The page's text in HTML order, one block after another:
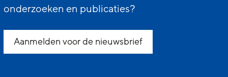
onderzoeken en publicaties?
Aanmelden voor de nieuwsbrief